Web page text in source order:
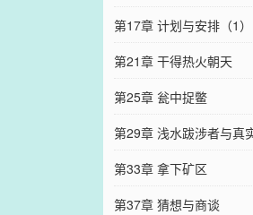
第17章 计划与安排（1）
第21章 干得热火朝天
第25章 瓮中捉鳖
第29章 浅水跋涉者与真
第33章 拿下矿区
第37章 猜想与商谈